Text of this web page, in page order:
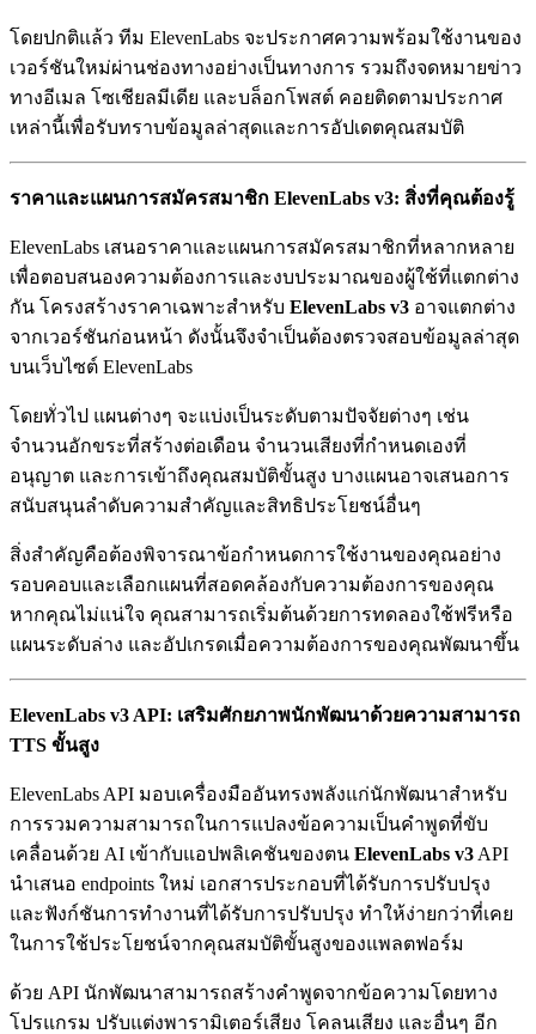
โดยปกติแล้ว ทีม ElevenLabs จะประกาศความพร้อมใช้งานของ
เวอร์ชันใหม่ผ่านช่องทางอย่างเป็นทางการ รวมถึงจดหมายข่าว
ทางอีเมล โซเชียลมีเดีย และบล็อกโพสต์ คอยติดตามประกาศ
เหล่านี้เพื่อรับทราบข้อมูลล่าสุดและการอัปเดตคุณสมบัติ
ราคาและแผนการสมัครสมาชิก ElevenLabs v3: สิ่งที่คุณต้องรู้
ElevenLabs เสนอราคาและแผนการสมัครสมาชิกที่หลากหลาย
เพื่อตอบสนองความต้องการและงบประมาณของผู้ใช้ที่แตกต่าง
กัน โครงสร้างราคาเฉพาะสำหรับ ElevenLabs v3 อาจแตกต่าง
จากเวอร์ชันก่อนหน้า ดังนั้นจึงจำเป็นต้องตรวจสอบข้อมูลล่าสุด
บนเว็บไซต์ ElevenLabs
โดยทั่วไป แผนต่างๆ จะแบ่งเป็นระดับตามปัจจัยต่างๆ เช่น
จำนวนอักขระที่สร้างต่อเดือน จำนวนเสียงที่กำหนดเองที่
อนุญาต และการเข้าถึงคุณสมบัติขั้นสูง บางแผนอาจเสนอการ
สนับสนุนลำดับความสำคัญและสิทธิประโยชน์อื่นๆ
สิ่งสำคัญคือต้องพิจารณาข้อกำหนดการใช้งานของคุณอย่าง
รอบคอบและเลือกแผนที่สอดคล้องกับความต้องการของคุณ
หากคุณไม่แน่ใจ คุณสามารถเริ่มต้นด้วยการทดลองใช้ฟรีหรือ
แผนระดับล่าง และอัปเกรดเมื่อความต้องการของคุณพัฒนาขึ้น
ElevenLabs v3 API: เสริมศักยภาพนักพัฒนาด้วยความสามารถ
TTS ขั้นสูง
ElevenLabs API มอบเครื่องมืออันทรงพลังแก่นักพัฒนาสำหรับ
การรวมความสามารถในการแปลงข้อความเป็นคำพูดที่ขับ
เคลื่อนด้วย AI เข้ากับแอปพลิเคชันของตน ElevenLabs v3 API
นำเสนอ endpoints ใหม่ เอกสารประกอบที่ได้รับการปรับปรุง
และฟังก์ชันการทำงานที่ได้รับการปรับปรุง ทำให้ง่ายกว่าที่เคย
ในการใช้ประโยชน์จากคุณสมบัติขั้นสูงของแพลตฟอร์ม
ด้วย API นักพัฒนาสามารถสร้างคำพูดจากข้อความโดยทาง
โปรแกรม ปรับแต่งพารามิเตอร์เสียง โคลนเสียง และอื่นๆ อีก